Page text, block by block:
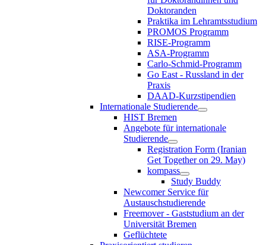
Doktoranden
Praktika im Lehramtsstudium
PROMOS Programm
RISE-Programm
ASA-Programm
Carlo-Schmid-Programm
Go East - Russland in der
Praxis
DAAD-Kurzstipendien
Internationale Studierende
HIST Bremen
Angebote für internationale
Studierende
Registration Form (Iranian
Get Together on 29. May)
kompass
Study Buddy
Newcomer Service für
Austauschstudierende
Freemover - Gaststudium an der
Universität Bremen
Geflüchtete